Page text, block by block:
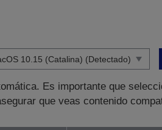
Es importante que
que veas contenido